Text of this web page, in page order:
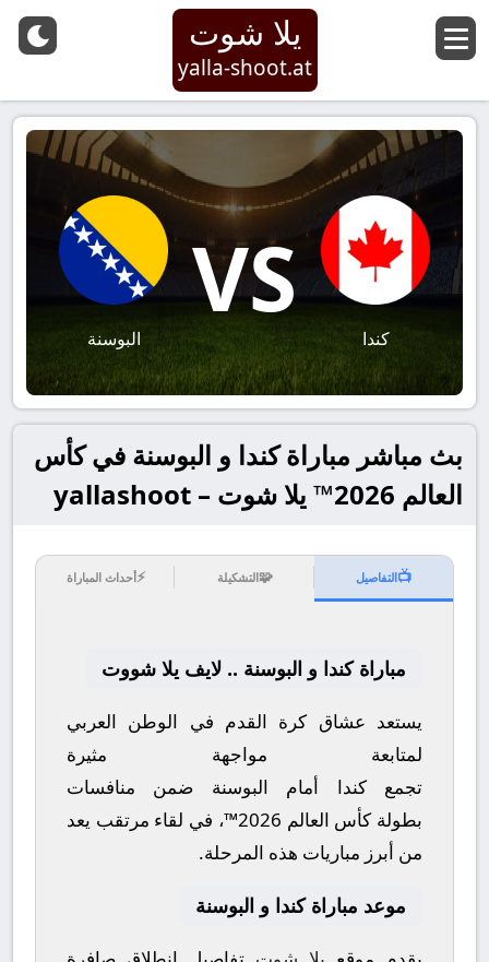
يلا شوت
yalla-shoot.at
كندا
VS
البوسنة
بث مباشر مباراة كندا و البوسنة في كأس
العالم 2026™ يلا شوت – yallashoot
📺التفاصيل 🧩التشكيلة ⚡أحداث المباراة
مباراة كندا و البوسنة .. لايف يلا شووت
يستعد عشاق كرة القدم في الوطن العربي
لمتابعة مواجهة مثيرة
تجمعكندا أمام البوسنة ضمن منافسات
بطولة كأس العالم 2026™
، في لقاء مرتقب يعد
من أبرز مباريات هذه المرحلة.
موعد مباراة كندا و البوسنة